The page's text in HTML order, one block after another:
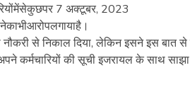
7 अक्टूबर, 2023
नौकरी से निकाल दिया, लेकिन इसने इस
कर्मचारियों की सूची इजरायल के साथ साझा